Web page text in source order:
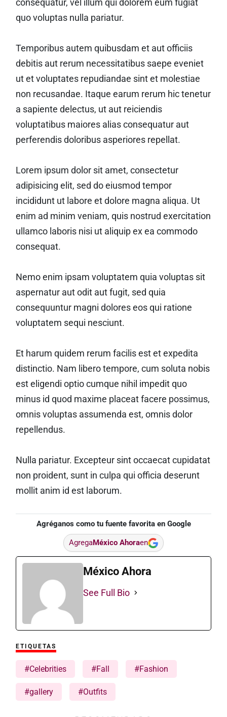
consequatur, vel illum qui dolorem eum fugiat
quo voluptas nulla pariatur.
Temporibus autem quibusdam et aut officiis
debitis aut rerum necessitatibus saepe eveniet
ut et voluptates repudiandae sint et molestiae
non recusandae. Itaque earum rerum hic tenetur
a sapiente delectus, ut aut reiciendis
voluptatibus maiores alias consequatur aut
perferendis doloribus asperiores repellat.
Lorem ipsum dolor sit amet, consectetur
adipisicing elit, sed do eiusmod tempor
incididunt ut labore et dolore magna aliqua. Ut
enim ad minim veniam, quis nostrud exercitation
ullamco laboris nisi ut aliquip ex ea commodo
consequat.
Nemo enim ipsam voluptatem quia voluptas sit
aspernatur aut odit aut fugit, sed quia
consequuntur magni dolores eos qui ratione
voluptatem sequi nesciunt.
Et harum quidem rerum facilis est et expedita
distinctio. Nam libero tempore, cum soluta nobis
est eligendi optio cumque nihil impedit quo
minus id quod maxime placeat facere possimus,
omnis voluptas assumenda est, omnis dolor
repellendus.
Nulla pariatur. Excepteur sint occaecat cupidatat
non proident, sunt in culpa qui officia deserunt
mollit anim id est laborum.
Agréganos como tu fuente favorita en Google
AgregaMéxico Ahoraen
México Ahora
See Full Bio
ETIQUETAS
#Celebrities #Fall #Fashion
#gallery #Outfits